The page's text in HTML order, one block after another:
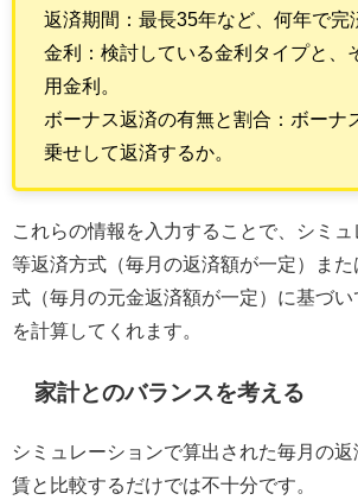
返済期間：最長35年など、何年で完
金利：検討している金利タイプと、
用金利。
ボーナス返済の有無と割合：ボーナ
乗せして返済するか。
これらの情報を入力することで、シミ
等返済方式（毎月の返済額が一定）ま
式（毎月の元金返済額が一定）に基づ
を計算してくれます。
家計とのバランスを考える
シミュレーションで算出された毎月の
賃と比較するだけでは不十分です。